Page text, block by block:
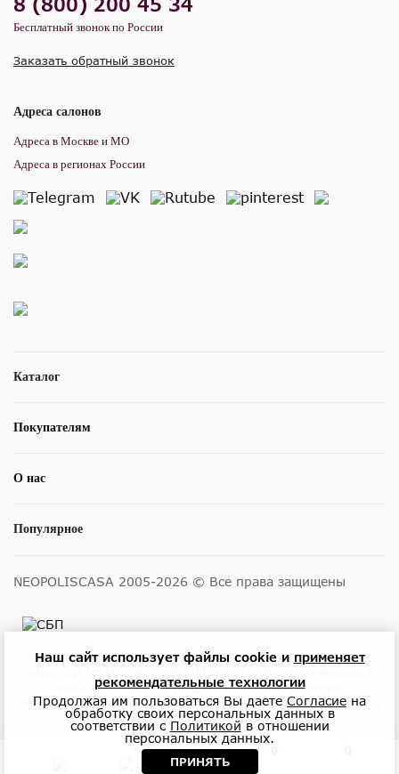
Каталог
Покупателям
О нас
Популярное
Бесплатный звонок по России
Заказать обратный звонок
Адреса салонов
Адреса в Москве и МО
Адреса в регионах России
NEOPOLISCASA 2005-2026 © Все права защищены
Размещенные на сайте цены не являются публичной
любое время без уведомления. Актуальную
информацию о ценах и наличии товара можно узнать у
менеджеров по телефону или в салонах.
Наш сайт использует файлы cookie и применяет
рекомендательные технологии
Продолжая им пользоваться Вы даете Согласие на
обработку своих персональных данных в
соответствии с Политикой в отношении
персональных данных.
ПРИНЯТЬ